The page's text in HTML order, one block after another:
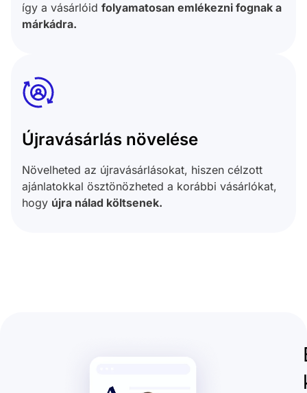
így a vásárlóid folyamatosan emlékezni fognak a
márkádra.
Újravásárlás növelése
Növelheted az újravásárlásokat, hiszen célzott
ajánlatokkal ösztönözheted a korábbi vásárlókat,
hogy újra nálad költsenek.